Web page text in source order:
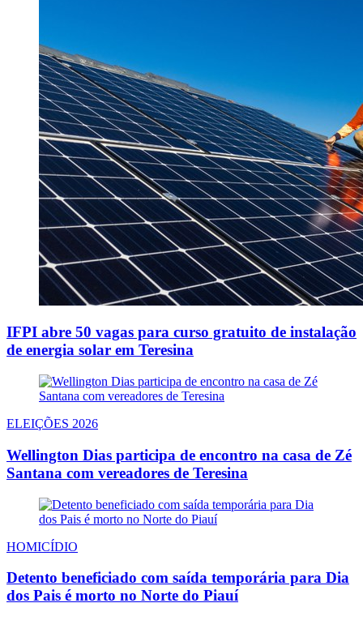
IFPI abre 50 vagas para curso gratuito de instalação
de energia solar em Teresina
ELEIÇÕES 2026
Wellington Dias participa de encontro na casa de Zé
Santana com vereadores de Teresina
HOMICÍDIO
Detento beneficiado com saída temporária para Dia
dos Pais é morto no Norte do Piauí